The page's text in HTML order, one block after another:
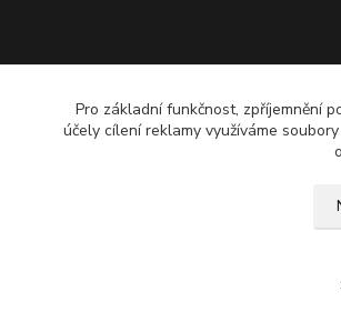
Pro základní funkčnost, zpříjemnění
účely cílení reklamy využíváme